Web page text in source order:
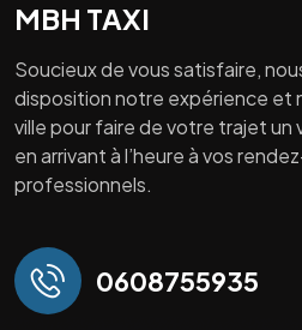
MBH TAXI
Soucieux de vous satisfaire,
disposition notre expérience et
ville pour faire de votre trajet
en arrivant à l’heure à vos
professionnels.
0608755935